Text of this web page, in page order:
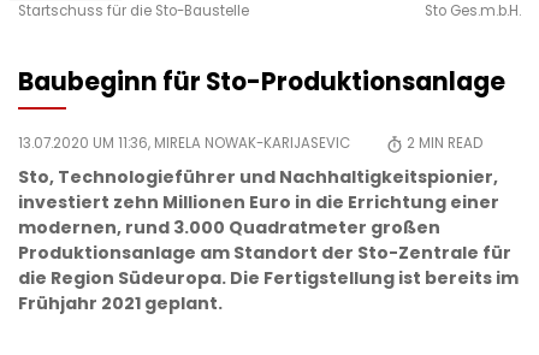
Startschuss für die Sto-Baustelle
Sto Ges.m.b.H.
Baubeginn für Sto-Produktionsanlage
13.07.2020 UM 11:36, MIRELA NOWAK-KARIJASEVIC 2 MIN READ
Sto, Technologieführer und Nachhaltigkeitspionier,
investiert zehn Millionen Euro in die Errichtung einer
modernen, rund 3.000 Quadratmeter großen
Produktionsanlage am Standort der Sto-Zentrale für
die Region Südeuropa. Die Fertigstellung ist bereits im
Frühjahr 2021 geplant.